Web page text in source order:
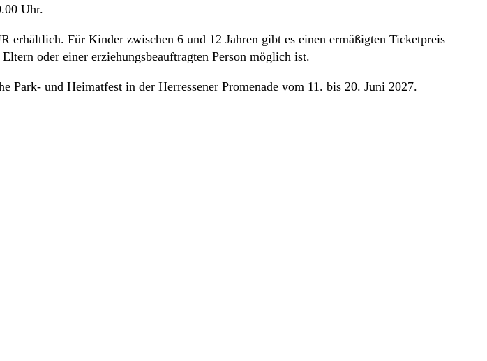
Uhr.
Für Kinder zwischen 6 und 12 Jahren gibt es einen ermäßigten Ticketpreis
oder einer erziehungsbeauftragten Person möglich ist.
und Heimatfest in der Herressener Promenade vom 11. bis 20. Juni 2027.